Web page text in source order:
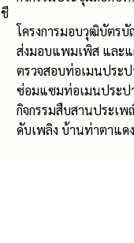
ชี
โครงการมอบวุฒิบัตร
ส่งมอบแพมเพิส และแ
ตรวจสอบท่อเมนประ
ซ่อมแซมท่อเมนประ
กิจกรรมสืบสานประเ
ดับเพลิง บ้านท่าตาแด